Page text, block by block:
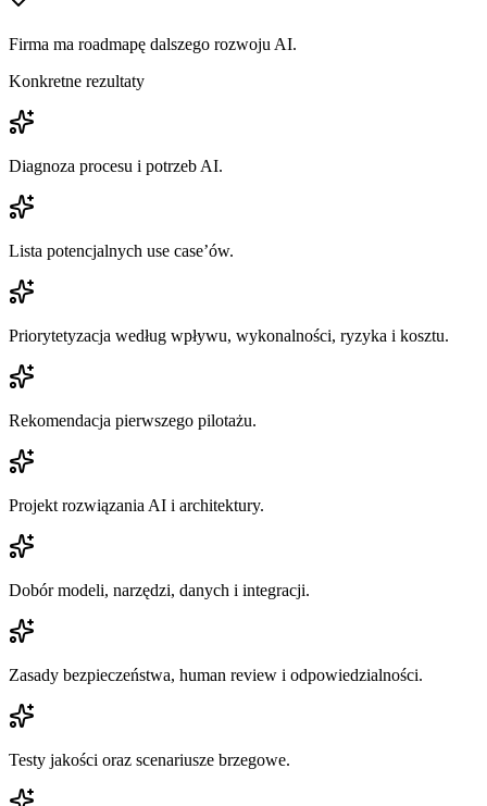
Firma ma roadmapę dalszego rozwoju AI.
Konkretne rezultaty
Diagnoza procesu i potrzeb AI.
Lista potencjalnych use case’ów.
Priorytetyzacja według wpływu, wykonalności, ryzyka i kosztu.
Rekomendacja pierwszego pilotażu.
Projekt rozwiązania AI i architektury.
Dobór modeli, narzędzi, danych i integracji.
Zasady bezpieczeństwa, human review i odpowiedzialności.
Testy jakości oraz scenariusze brzegowe.